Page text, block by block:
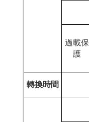
過載保
護
轉換時間